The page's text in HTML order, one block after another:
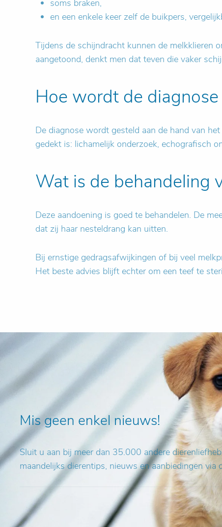
soms braken,
en een enkele keer zelf de buikpers,
Tijdens de schijndracht kunnen de melkklieren
aangetoond, denkt men dat teven die vaker
Hoe wordt de
De diagnose wordt gesteld aan de hand van
gedekt is: lichamelijk onderzoek, echografisch
Wat is de behandeling
Deze aandoening is goed te behandelen. De
dat zij haar nesteldrang kan uitten.
Bij ernstige gedragsafwijkingen of bij veel
Het beste advies blijft echter om een teef te
Mis geen enkel nieuws!
Sluit u aan bij meer dan 35.000 andere
maandelijks dierentips, nieuws en aanbiedingen via